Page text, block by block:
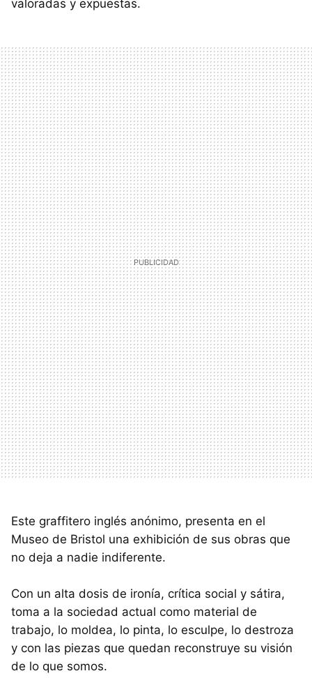
valoradas y expuestas.
Este graffitero inglés anónimo, presenta en el
Museo de Bristol una exhibición de sus obras que
no deja a nadie indiferente.
Con un alta dosis de ironía, crítica social y sátira,
toma a la sociedad actual como material de
trabajo, lo moldea, lo pinta, lo esculpe, lo destroza
y con las piezas que quedan reconstruye su visión
de lo que somos.